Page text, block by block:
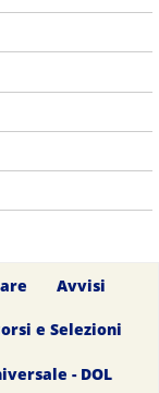
Avvisi
e Selezioni
- DOL